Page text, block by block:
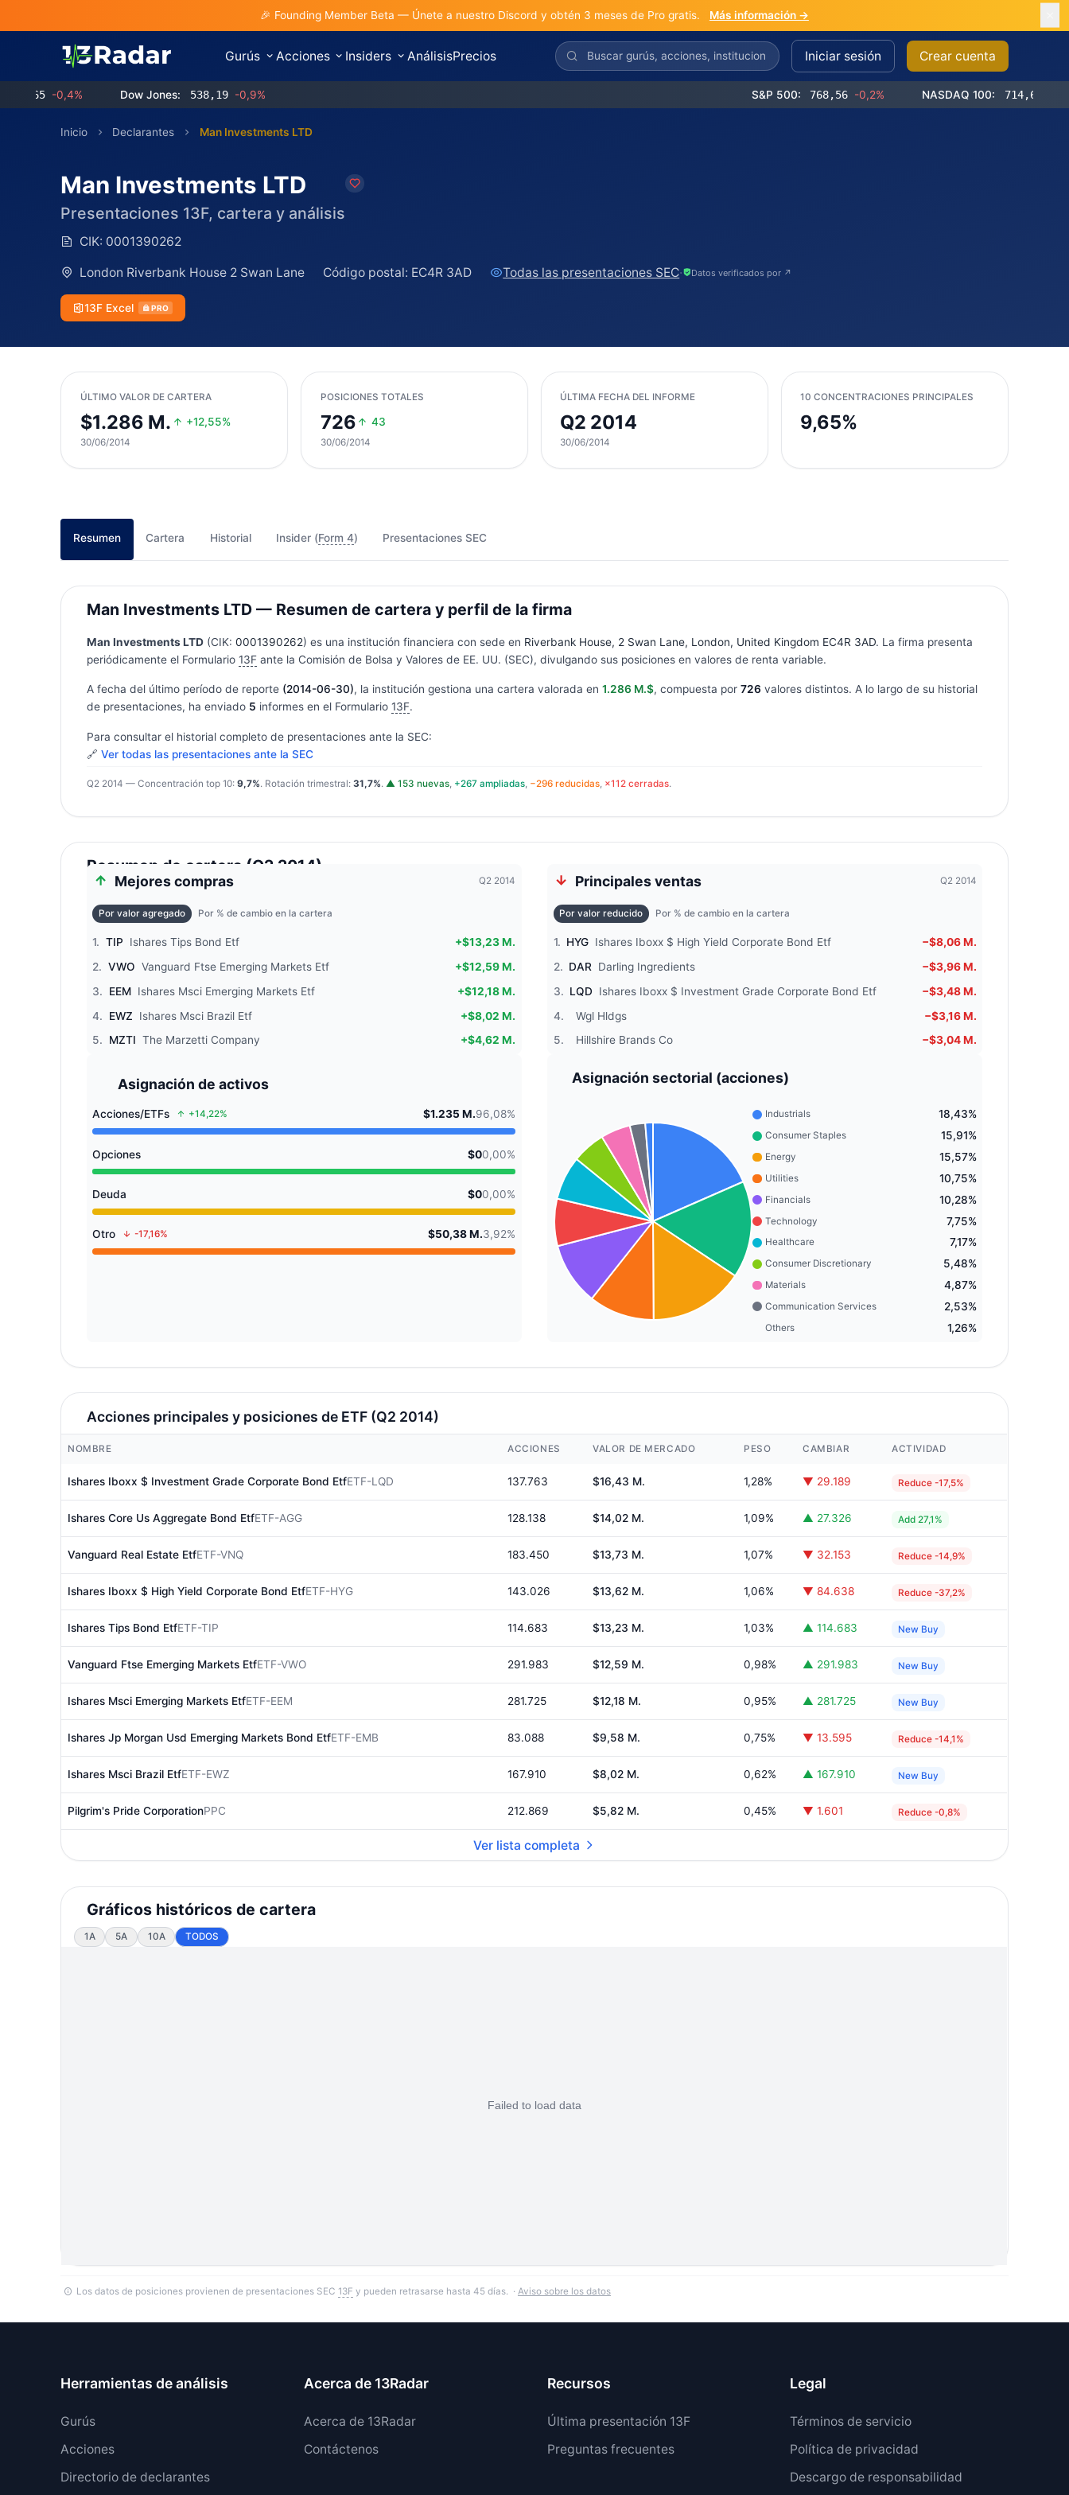
🎉 Founding Member Beta — Únete a nuestro Discord y obtén 3 meses de Pro gratis. Más información →
Gurús Acciones Insiders AnálisisPrecios Iniciar sesión Crear cuenta
-0,4% Dow Jones: 538,19 -0,9% S&P 500: 768,56 -0,2% NASDAQ 100: 714,65 -0,4%
Inicio Declarantes Man Investments LTD
Man Investments LTD
Presentaciones 13F, cartera y análisis
CIK: 0001390262
London Riverbank House 2 Swan Lane Código postal: EC4R 3AD Todas las presentaciones SEC· Datos verificados por ↗
13F Excel PRO
ÚLTIMO VALOR DE CARTERA
$1.286 M. +12,55%
30/06/2014
POSICIONES TOTALES
726 43
30/06/2014
ÚLTIMA FECHA DEL INFORME
Q2 2014
30/06/2014
10 CONCENTRACIONES PRINCIPALES
9,65%
Resumen Cartera Historial Insider (Form 4) Presentaciones SEC
Man Investments LTD — Resumen de cartera y perfil de la firma
Man Investments LTD(CIK: 0001390262) es una institución financiera con sede en Riverbank House, 2 Swan Lane, London, United Kingdom EC4R 3AD. La firma presenta
periódicamente el Formulario 13Fante la Comisión de Bolsa y Valores de EE. UU. (SEC), divulgando sus posiciones en valores de renta variable.
A fecha del último período de reporte (2014-06-30), la institución gestiona una cartera valorada en 1.286 M.$, compuesta por 726 valores distintos. A lo largo de su historial
de presentaciones, ha enviado 5 informes en el Formulario 13F.
Para consultar el historial completo de presentaciones ante la SEC:
🔗 Ver todas las presentaciones ante la SEC
Q2 2014 — Concentración top 10: 9,7%. Rotación trimestral: 31,7%. ▲ 153 nuevas, +267 ampliadas, −296 reducidas, ×112 cerradas.
Resumen de cartera (Q2 2014)
Mejores compras Q2 2014
Por valor agregado Por % de cambio en la cartera
1. TIP Ishares Tips Bond Etf
+$13,23 M.
2. VWO Vanguard Ftse Emerging Markets Etf
+$12,59 M.
3.
EEM Ishares Msci Emerging Markets Etf
+$12,18 M.
4.
EWZ Ishares Msci Brazil Etf
+$8,02 M.
5.
MZTI The Marzetti Company +$4,62 M.
Principales ventas Q2 2014
Por valor reducido Por % de cambio en la cartera
1. HYG Ishares Iboxx $ High Yield Corporate Bond Etf
−$8,06 M.
2. DAR Darling Ingredients
−$3,96 M.
3. LQD Ishares Iboxx $ Investment Grade Corporate Bond Etf
−$3,48 M.
4.
Wgl Hldgs
−$3,16 M.
5.
Hillshire Brands Co −$3,04 M.
Asignación de activos
Acciones/ETFs +14,22% $1.235 M.96,08%
Opciones $00,00%
Deuda $00,00%
Otro -17,16% $50,38 M.3,92%
Asignación sectorial (acciones)
Industrials 18,43%
Consumer Staples 15,91%
Energy 15,57%
Utilities 10,75%
Financials 10,28%
Technology 7,75%
Healthcare 7,17%
Consumer Discretionary 5,48%
Materials 4,87%
Communication Services 2,53%
Others 1,26%
Acciones principales y posiciones de ETF (Q2 2014)
NOMBRE ACCIONES VALOR DE MERCADO PESO CAMBIAR ACTIVIDAD
Ishares Iboxx $ Investment Grade Corporate Bond EtfETF-LQD 137.763 $16,43 M. 1,28% ▼ 29.189 Reduce -17,5%
Ishares Core Us Aggregate Bond EtfETF-AGG 128.138 $14,02 M. 1,09% ▲ 27.326 Add 27,1%
Vanguard Real Estate EtfETF-VNQ 183.450 $13,73 M. 1,07% ▼ 32.153 Reduce -14,9%
Ishares Iboxx $ High Yield Corporate Bond EtfETF-HYG 143.026 $13,62 M. 1,06% ▼ 84.638 Reduce -37,2%
Ishares Tips Bond EtfETF-TIP 114.683 $13,23 M. 1,03% ▲ 114.683 New Buy
Vanguard Ftse Emerging Markets EtfETF-VWO 291.983 $12,59 M. 0,98% ▲ 291.983 New Buy
Ishares Msci Emerging Markets EtfETF-EEM 281.725 $12,18 M. 0,95% ▲ 281.725 New Buy
Ishares Jp Morgan Usd Emerging Markets Bond EtfETF-EMB 83.088 $9,58 M. 0,75% ▼ 13.595 Reduce -14,1%
Ishares Msci Brazil EtfETF-EWZ 167.910 $8,02 M. 0,62% ▲ 167.910 New Buy
Pilgrim's Pride CorporationPPC 212.869 $5,82 M. 0,45% ▼ 1.601 Reduce -0,8%
Ver lista completa
Gráficos históricos de cartera
1A 5A 10A TODOS
Los datos de posiciones provienen de presentaciones SEC 13F y pueden retrasarse hasta 45 días. · Aviso sobre los datos
Herramientas de análisis
Gurús
Acciones
Directorio de declarantes
Acerca de 13Radar
Acerca de 13Radar
Contáctenos
Recursos
Última presentación 13F
Preguntas frecuentes
Legal
Términos de servicio
Política de privacidad
Descargo de responsabilidad